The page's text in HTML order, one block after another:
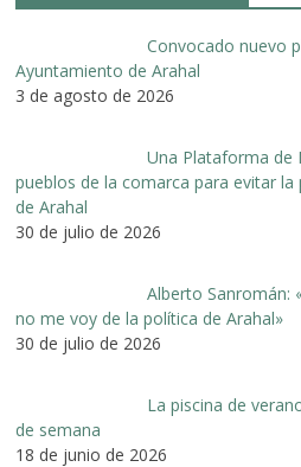
Convocado nuevo
Ayuntamiento de Arahal
3 de agosto de 2026
Una Plataforma de
pueblos de la comarca para evitar
de Arahal
30 de julio de 2026
Alberto Sanromán:
no me voy de la política de Arahal»
30 de julio de 2026
La piscina de
de semana
18 de junio de 2026